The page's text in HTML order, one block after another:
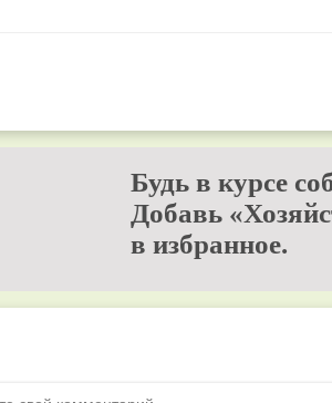
Будь в курсе
Добавь
в избранное.